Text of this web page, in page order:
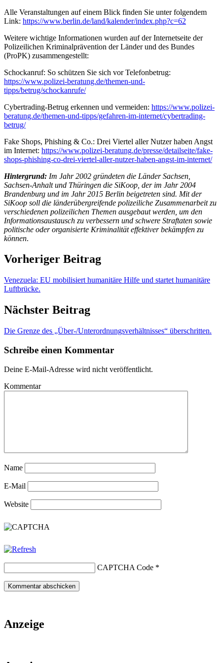
Alle Veranstaltungen auf einem Blick finden Sie unter folgendem
Link: https://www.berlin.de/land/kalender/index.php?c=62
Weitere wichtige Informationen wurden auf der Internetseite der
Polizeilichen Kriminalprävention der Länder und des Bundes
(ProPK) zusammengestellt:
Schockanruf: So schützen Sie sich vor Telefonbetrug:
https://www.polizei-beratung.de/themen-und-
tipps/betrug/schockanrufe/
Cybertrading-Betrug erkennen und vermeiden: https://www.polizei-
beratung.de/themen-und-tipps/gefahren-im-internet/cybertrading-
betrug/
Fake Shops, Phishing & Co.: Drei Viertel aller Nutzer haben Angst
im Internet: https://www.polizei-beratung.de/presse/detailseite/fake-
shops-phishing-co-drei-viertel-aller-nutzer-haben-angst-im-internet/
Hintergrund: Im Jahr 2002 gründeten die Länder Sachsen,
Sachsen-Anhalt und Thüringen die SiKoop, der im Jahr 2004
Brandenburg und im Jahr 2015 Berlin beigetreten sind. Mit der
SiKoop soll die länderübergreifende polizeiliche Zusammenarbeit zu
verschiedenen polizeilichen Themen ausgebaut werden, um den
Informationsaustausch zu verbessern und schwere Straftaten sowie
politische oder organisierte Kriminalität effektiver bekämpfen zu
können.
Vorheriger Beitrag
Venezuela: EU mobilisiert humanitäre Hilfe und startet humanitäre
Luftbrücke.
Nächster Beitrag
Die Grenze des „Über-/Unterordnungsverhältnisses“ überschritten.
Schreibe einen Kommentar
Deine E-Mail-Adresse wird nicht veröffentlicht.
Kommentar
Name
E-Mail
Website
CAPTCHA Code *
Anzeige